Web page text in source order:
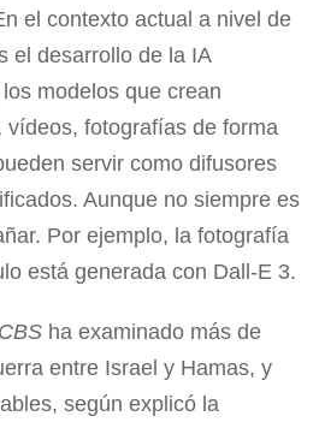
el contexto actual a nivel de
el desarrollo de la IA
modelos que crean
vídeos, fotografías de forma
servir como difusores
Aunque no siempre es
Por ejemplo, la fotografía
está generada con Dall-E 3.
CBS ha examinado más de
entre Israel y Hamas, y
según explicó la